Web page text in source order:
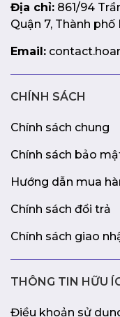
Địa chỉ: 861/94
Quận 7, Thành phố
Email:
CHÍNH SÁCH
Chính sách chung
Chính sách bảo
Hướng dẫn mua
Chính sách đổi trả
Chính sách giao
THÔNG TIN HỮU
Điều khoản sử